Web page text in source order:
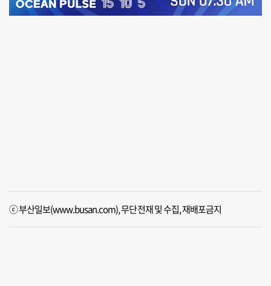
ⓒ 부산일보(www.busan.com), 무단전재 및 수집, 재배포금지